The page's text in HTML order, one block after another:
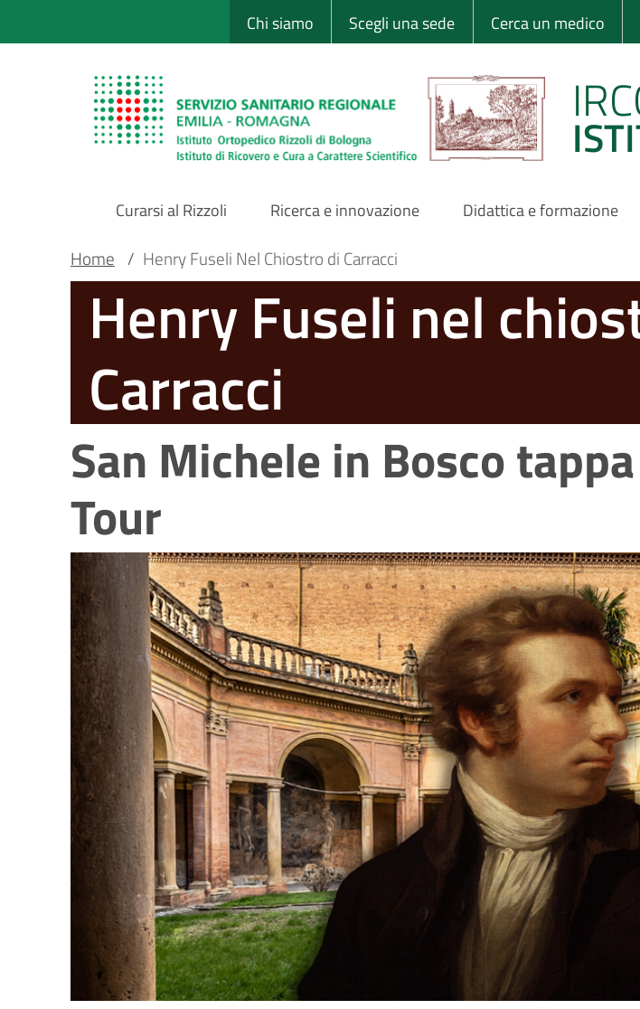
al
Sito Web Istituto
Chi siamo Scegli una sede Cerca un medico
Main
Navigation
Curarsi al Rizzoli Ricerca e innovazione Didattica e formazione
Main container
Briciole
pane
Home / Henry Fuseli Nel Chiostro di Carracci
Henry Fuseli nel
Carracci
San Michele in Bosco
Tour